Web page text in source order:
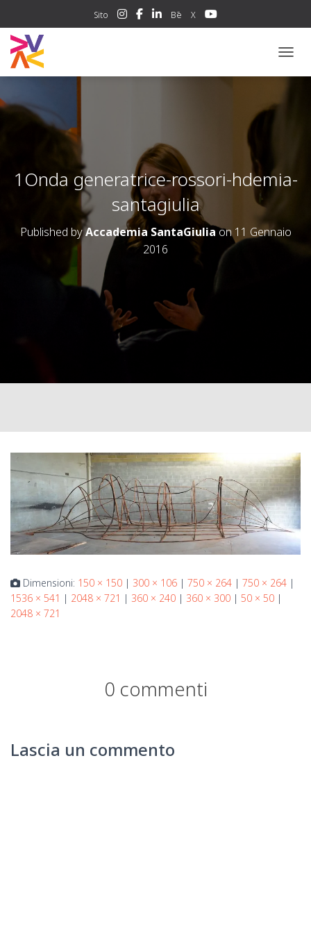
Sito Bē X
1Onda generatrice-rossori-hdemia-
santagiulia
Published byAccademia SantaGiuliaon11 Gennaio
2016
Dimensioni: 150 × 150 | 300 × 106 | 750 × 264 | 750 × 264 |
1536 × 541 | 2048 × 721 | 360 × 240 | 360 × 300 | 50 × 50 |
2048 × 721
0 commenti
Lascia un commento